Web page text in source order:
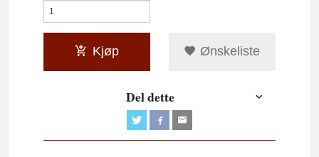
Kjøp Ønskeliste
Del dette